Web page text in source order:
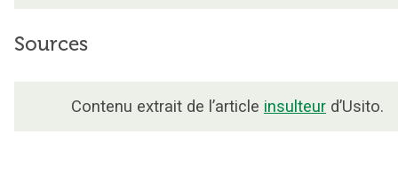
Sources
Contenu extrait de l’article insulteur d’Usito.